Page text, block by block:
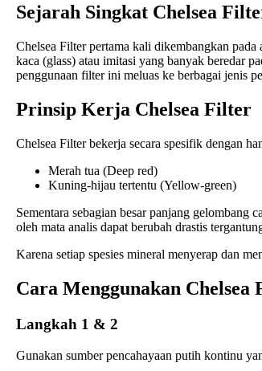
Sejarah Singkat Chelsea
Chelsea Filter pertama kali dikembangkan pada
kaca (glass) atau imitasi yang banyak beredar
penggunaan filter ini meluas ke berbagai jenis
Prinsip Kerja Chelsea Filter
Chelsea Filter bekerja secara spesifik dengan
Merah tua (Deep red)
Kuning-hijau tertentu (Yellow-green)
Sementara sebagian besar panjang
oleh mata analis dapat berubah drastis
Karena setiap spesies mineral menyerap dan
Cara Menggunakan Chelsea
Langkah 1 & 2
Gunakan sumber pencahayaan putih kontinu